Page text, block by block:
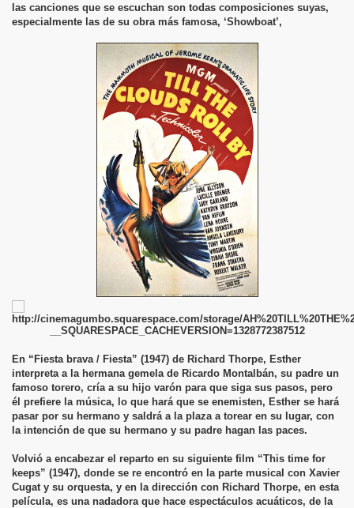
las canciones que se escuchan son todas composiciones suyas,
especialmente las de su obra más famosa, ‘Showboat’,
En “Fiesta brava / Fiesta” (1947) de Richard Thorpe, Esther
interpreta a la hermana gemela de Ricardo Montalbán, su padre un
famoso torero, cría a su hijo varón para que siga sus pasos, pero
él prefiere la música, lo que hará que se enemisten, Esther se hará
pasar por su hermano y saldrá a la plaza a torear en su lugar, con
la intención de que su hermano y su padre hagan las paces.
Volvió a encabezar el reparto en su siguiente film “This time for
keeps” (1947), donde se re encontró en la parte musical con Xavier
Cugat y su orquesta, y en la dirección con Richard Thorpe, en esta
película, es una nadadora que hace espectáculos acuáticos, de la